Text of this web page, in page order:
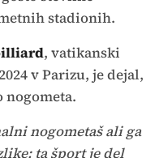
stadionih.
, vatikanski
v Parizu, je dejal,
nogometa.
nogometaš ali ga
ta šport je del